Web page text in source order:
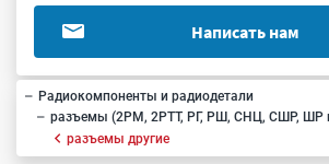
Написать нам
Радиокомпоненты и радиодетали
разъемы (2РМ, 2РТТ, РГ, РШ, СНЦ, СШР, ШР
разъемы другие